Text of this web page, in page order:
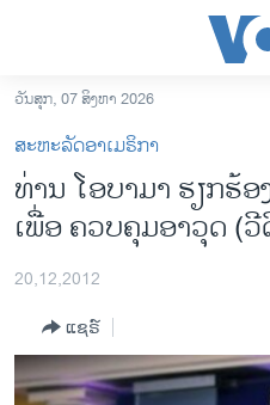
ເຂົ້າ
ຫາ
ຂ້າມ
ຂ້າມ
ຂ້າມ
ຫາ
ລາວ
ອາເມຣິກາ
ການເລືອກຕັ້ງ ປະທານາທີບໍດີ ສະຫ
ຂ່າວ​ຈີນ
ໂລກ
ເອເຊຍ
ວັນສຸກ, 07 ສິງຫາ 2026
ສະຫະລັດອາເມຣິກາ
ທ່ານ ໂອ​ບາ​ມາ ​ຮຽກຮ້
ເພື່ອ ຄວບຄຸມອາວຸດ (
20,12,2012
ແຊຣ໌